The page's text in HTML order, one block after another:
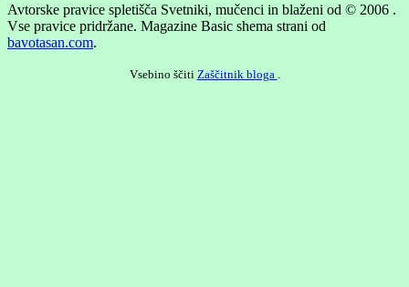
Avtorske pravice spletišča Svetniki, mučenci in blaženi od © 2006 .
Vse pravice pridržane. Magazine Basic shema strani od
bavotasan.com.
Vsebino ščiti Zaščitnik bloga